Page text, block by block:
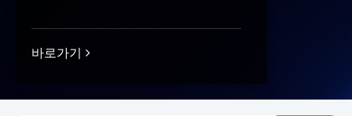
바로가기